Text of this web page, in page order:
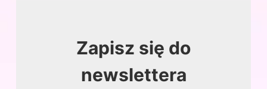
Zapisz się do
newslettera